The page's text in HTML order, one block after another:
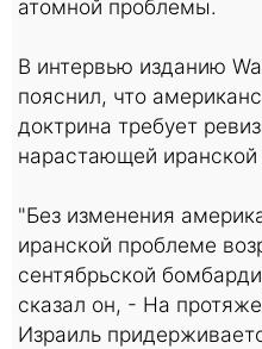
атомной проблемы.
В интервью изданию
пояснил, что
доктрина требует
нарастающей иранской
"Без изменения
иранской проблеме
сентябрьской
сказал он, - На
Израиль